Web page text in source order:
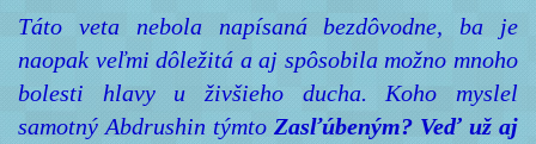
Táto veta nebola napísaná bezdôvodne, ba je
naopak veľmi dôležitá a aj spôsobila možno mnoho
bolesti hlavy u živšieho ducha. Koho myslel
samotný Abdrushin týmto Zasľúbeným? Veď už aj